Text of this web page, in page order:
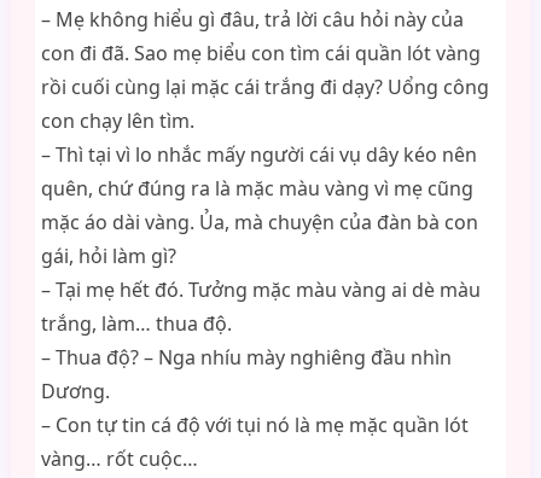
– Mẹ không hiểu gì đâu, trả lời câu hỏi này của
con đi đã. Sao mẹ biểu con tìm cái quần lót vàng
rồi cuối cùng lại mặc cái trắng đi dạy? Uổng công
con chạy lên tìm.
– Thì tại vì lo nhắc mấy người cái vụ dây kéo nên
quên, chứ đúng ra là mặc màu vàng vì mẹ cũng
mặc áo dài vàng. Ủa, mà chuyện của đàn bà con
gái, hỏi làm gì?
– Tại mẹ hết đó. Tưởng mặc màu vàng ai dè màu
trắng, làm… thua độ.
– Thua độ? – Nga nhíu mày nghiêng đầu nhìn
Dương.
– Con tự tin cá độ với tụi nó là mẹ mặc quần lót
vàng… rốt cuộc…